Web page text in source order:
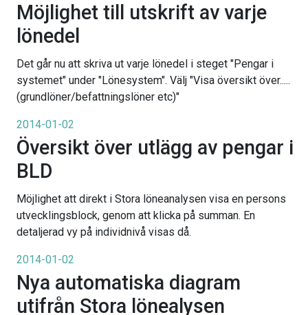
Möjlighet till utskrift av varje
lönedel
Det går nu att skriva ut varje lönedel i steget "Pengar i
systemet" under "Lönesystem". Välj "Visa översikt över.....
(grundlöner/befattningslöner etc)"
2014-01-02
Översikt över utlägg av pengar i
BLD
Möjlighet att direkt i Stora löneanalysen visa en persons
utvecklingsblock, genom att klicka på summan. En
detaljerad vy på individnivå visas då.
2014-01-02
Nya automatiska diagram
utifrån Stora lönealysen